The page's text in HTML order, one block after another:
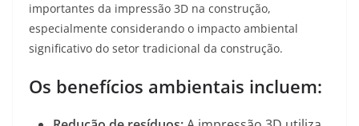
importantes da impressão 3D na construção,
especialmente considerando o impacto ambiental
significativo do setor tradicional da construção.
Os benefícios ambientais incluem: